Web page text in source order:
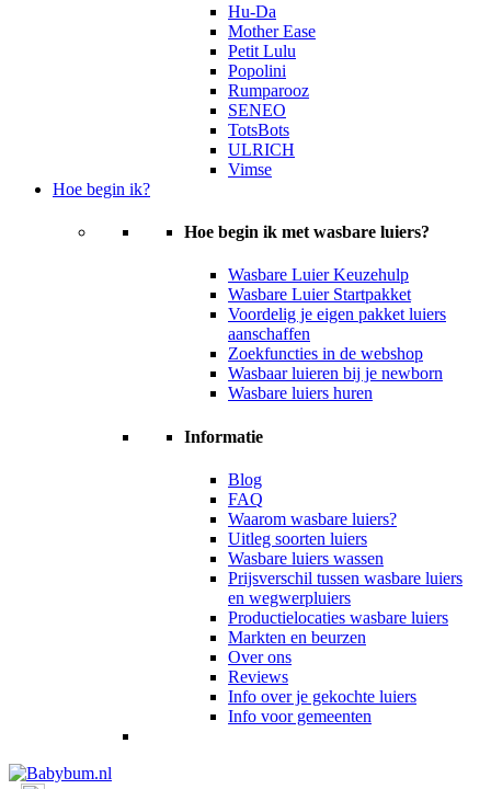
Hu-Da
Mother Ease
Petit Lulu
Popolini
Rumparooz
SENEO
TotsBots
ULRICH
Vimse
Hoe begin ik?
Hoe begin ik met wasbare luiers?
Wasbare Luier Keuzehulp
Wasbare Luier Startpakket
Voordelig je eigen pakket luiers
aanschaffen
Zoekfuncties in de webshop
Wasbaar luieren bij je newborn
Wasbare luiers huren
Informatie
Blog
FAQ
Waarom wasbare luiers?
Uitleg soorten luiers
Wasbare luiers wassen
Prijsverschil tussen wasbare luiers
en wegwerpluiers
Productielocaties wasbare luiers
Markten en beurzen
Over ons
Reviews
Info over je gekochte luiers
Info voor gemeenten